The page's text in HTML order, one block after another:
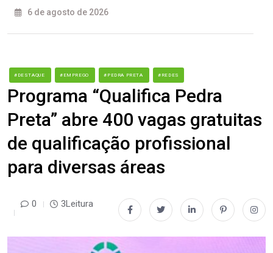
6 de agosto de 2026
#DESTAQUE #EMPREGO #PEDRA PRETA #REDES
Programa “Qualifica Pedra
Preta” abre 400 vagas gratuitas
de qualificação profissional
para diversas áreas
0 3Leitura